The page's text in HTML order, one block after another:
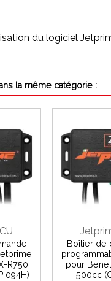
du logiciel
la même catégorie :
R750
094H)
Boîtier de
pour
500cc